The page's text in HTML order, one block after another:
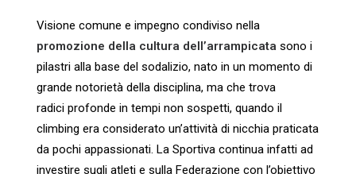
Visione comune e impegno condiviso nella
promozione della cultura dell’arrampicata sono i
pilastri alla base del sodalizio, nato in un momento di
grande notorietà della disciplina, ma che trova
radici profonde in tempi non sospetti, quando il
climbing era considerato un’attività di nicchia praticata
da pochi appassionati. La Sportiva continua infatti ad
investire sugli atleti e sulla Federazione con l’obiettivo